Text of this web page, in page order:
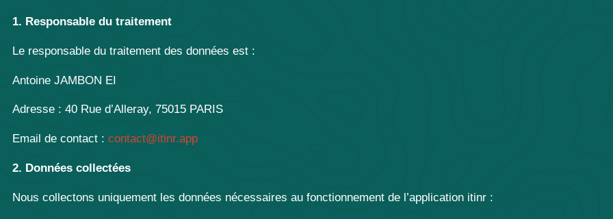
1. Responsable du traitement
Le responsable du traitement des données est :
Antoine JAMBON EI
Adresse : 40 Rue d’Alleray, 75015 PARIS
Email de contact : contact@itinr.app
2. Données collectées
Nous collectons uniquement les données nécessaires au fonctionnement de l’application itinr :